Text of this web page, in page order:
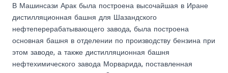
В Машинсази Арак была построена высочайшая в Иране
дистилляционная башня для Шазандского
нефтеперерабатывающего завода, была построена
основная башня в отделении по производству бензина при
этом заводе, а также дистилляционная башня
нефтехимического завода Морварида, поставленная